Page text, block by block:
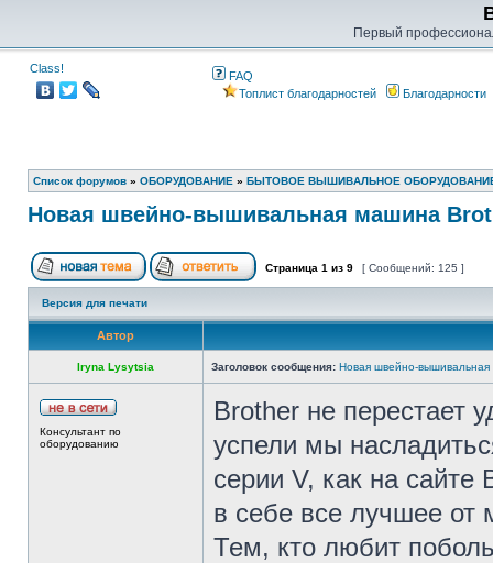
Первый
Class!
FAQ
Топлист благодарностей
Благодарности
Список форумов » ОБОРУДОВАНИЕ » БЫТОВОЕ ВЫШИВАЛЬНОЕ
Новая швейно-вышивальная машина
Страница 1 из 9 [ Сообщений: 125 ]
Версия для печати
Автор
Iryna Lysytsia Заголовок сообщения: Новая швейно-
Консультант по
оборудованию
Brother не перестает
успели мы
серии V, как на
в себе все лучшее от
Тем, кто любит